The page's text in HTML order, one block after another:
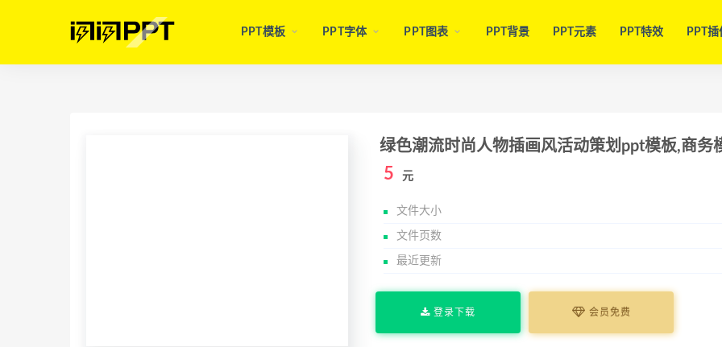
PPT模板 PPT字体 PPT图表 PPT背景 PPT元素 PPT特效 PPT插
绿色潮流时尚人物插画风活动策划ppt模板,商务
5 元
文件大小
文件页数
最近更新
登录下载 会员免费